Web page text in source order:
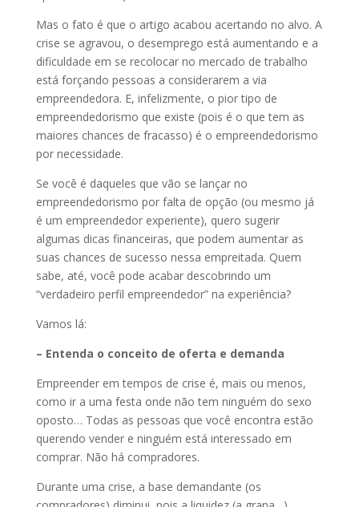
Mas o fato é que o artigo acabou acertando no alvo. A
crise se agravou, o desemprego está aumentando e a
dificuldade em se recolocar no mercado de trabalho
está forçando pessoas a considerarem a via
empreendedora. E, infelizmente, o pior tipo de
empreendedorismo que existe (pois é o que tem as
maiores chances de fracasso) é o empreendedorismo
por necessidade.
Se você é daqueles que vão se lançar no
empreendedorismo por falta de opção (ou mesmo já
é um empreendedor experiente), quero sugerir
algumas dicas financeiras, que podem aumentar as
suas chances de sucesso nessa empreitada. Quem
sabe, até, você pode acabar descobrindo um
“verdadeiro perfil empreendedor” na experiência?
Vamos lá:
– Entenda o conceito de oferta e demanda
Empreender em tempos de crise é, mais ou menos,
como ir a uma festa onde não tem ninguém do sexo
oposto… Todas as pessoas que você encontra estão
querendo vender e ninguém está interessado em
comprar. Não há compradores.
Durante uma crise, a base demandante (os